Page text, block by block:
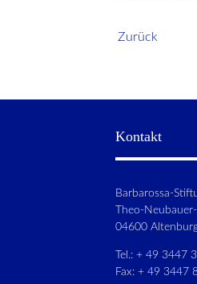
Zurück
Kontakt
Barbarossa-
Theo-
04600
Tel.: + 49 3447
Fax: + 49 3447